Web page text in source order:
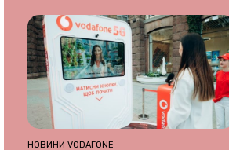
НОВИНИ VODAFONE